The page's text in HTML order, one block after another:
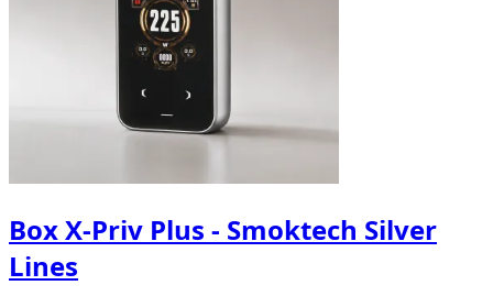
Box X-Priv Plus - Smoktech Silver
Lines